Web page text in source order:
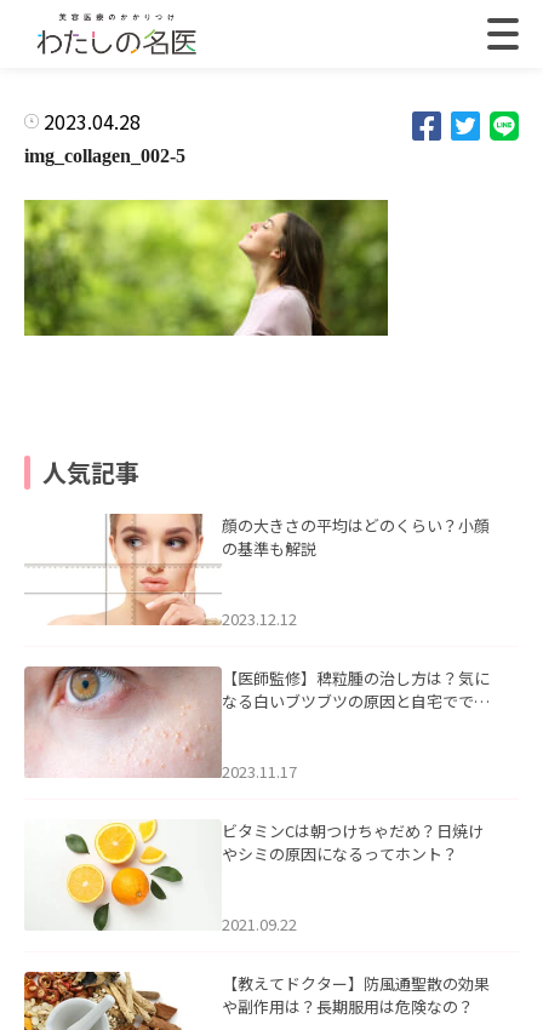
2023.04.28
img_collagen_002-5
人気記事
顔の大きさの平均はどのくらい？小顔
の基準も解説
2023.12.12
【医師監修】稗粒腫の治し方は？気に
なる白いブツブツの原因と自宅ででき
2023.11.17
ビタミンCは朝つけちゃだめ？日焼け
やシミの原因になるってホント？
2021.09.22
【教えてドクター】防風通聖散の効果
や副作用は？長期服用は危険なの？